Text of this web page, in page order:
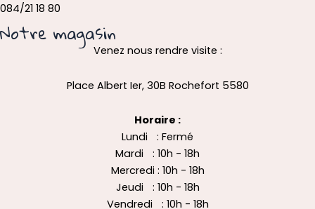
084/21 18 80
Notre magasin
Venez nous rendre visite :
Place Albert Ier, 30B Rochefort 5580
Horaire :
Lundi : Fermé
Mardi : 10h - 18h
Mercredi : 10h - 18h
Jeudi : 10h - 18h
Vendredi : 10h - 18h